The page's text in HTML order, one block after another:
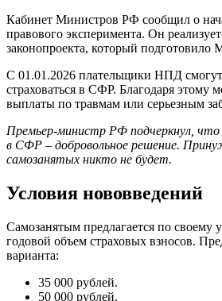
Кабинет Министров РФ сообщил о
правового эксперимента. Он
законопроекта, который подготовило
С 01.01.2026 плательщики НПД
страховаться в СФР. Благодаря этому
выплаты по травмам или серьезным
Премьер-министр РФ подчеркнул, что
в СФР – добровольное решение.
самозанятых никто не будет.
Условия нововведений
Самозанятым предлагается по своему
годовой объем страховых взносов.
варианта:
35 000 рублей.
50 000 рублей.